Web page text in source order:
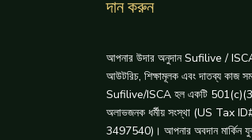
দান করুন
আপনার উদার অনুদান Sufilive /
আউটরিচ, শিক্ষামূলক এবং দাতব্য কাজ
Sufilive/ISCA হল একটি
অলাভজনক ধর্মীয় সংস্থা (US Tax
3497540)। আপনার অবদান মার্কিন